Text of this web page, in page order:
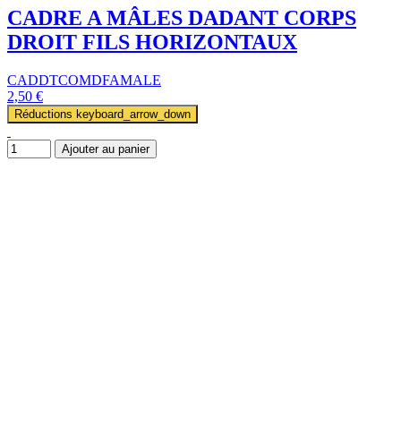
CADRE A MÂLES DADANT CORPS
DROIT FILS HORIZONTAUX
CADDTCOMDFAMALE
2,50 €
Réductions keyboard_arrow_down
Ajouter au panier